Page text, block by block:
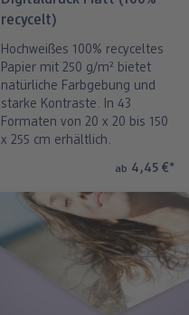
recycelt)
Hochweißes 100% recyceltes
Papier mit 250 g/m² bietet
natürliche Farbgebung und
starke Kontraste. In 43
Formaten von 20 x 20 bis 150
x 255 cm erhältlich.
ab 4,45 €*